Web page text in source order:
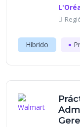
Híbrido